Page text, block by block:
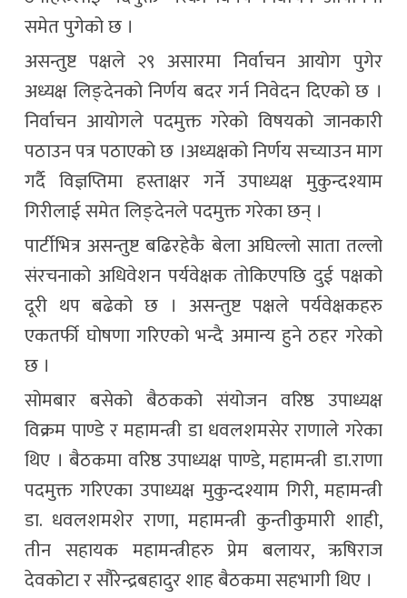
समेत पुगेको छ ।
असन्तुष्ट पक्षले २९ असारमा निर्वाचन आयोग पुगेर
अध्यक्ष लिङ्देनको निर्णय बदर गर्न निवेदन दिएको छ ।
निर्वाचन आयोगले पदमुक्त गरेको विषयको जानकारी
पठाउन पत्र पठाएको छ ।अध्यक्षको निर्णय सच्याउन माग
गर्दै विज्ञप्तिमा हस्ताक्षर गर्ने उपाध्यक्ष मुकुन्दश्याम
गिरीलाई समेत लिङ्देनले पदमुक्त गरेका छन् ।
पार्टीभित्र असन्तुष्ट बढिरहेकै बेला अघिल्लो साता तल्लो
संरचनाको अधिवेशन पर्यवेक्षक तोकिएपछि दुई पक्षको
दूरी थप बढेको छ । असन्तुष्ट पक्षले पर्यवेक्षकहरु
एकतर्फी घोषणा गरिएको भन्दै अमान्य हुने ठहर गरेको
छ ।
सोमबार बसेको बैठकको संयोजन वरिष्ठ उपाध्यक्ष
विक्रम पाण्डे र महामन्त्री डा धवलशमसेर राणाले गरेका
थिए । बैठकमा वरिष्ठ उपाध्यक्ष पाण्डे, महामन्त्री डा.राणा
पदमुक्त गरिएका उपाध्यक्ष मुकुन्दश्याम गिरी, महामन्त्री
डा. धवलशमशेर राणा, महामन्त्री कुन्तीकुमारी शाही,
तीन सहायक महामन्त्रीहरु प्रेम बलायर, ऋषिराज
देवकोटा र सौरेन्द्रबहादुर शाह बैठकमा सहभागी थिए ।